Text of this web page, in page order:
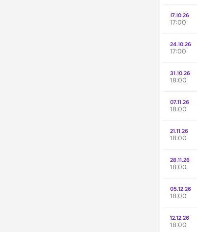
17.10.26
17:00
24.10.26
17:00
31.10.26
18:00
07.11.26
18:00
21.11.26
18:00
28.11.26
18:00
05.12.26
18:00
12.12.26
18:00